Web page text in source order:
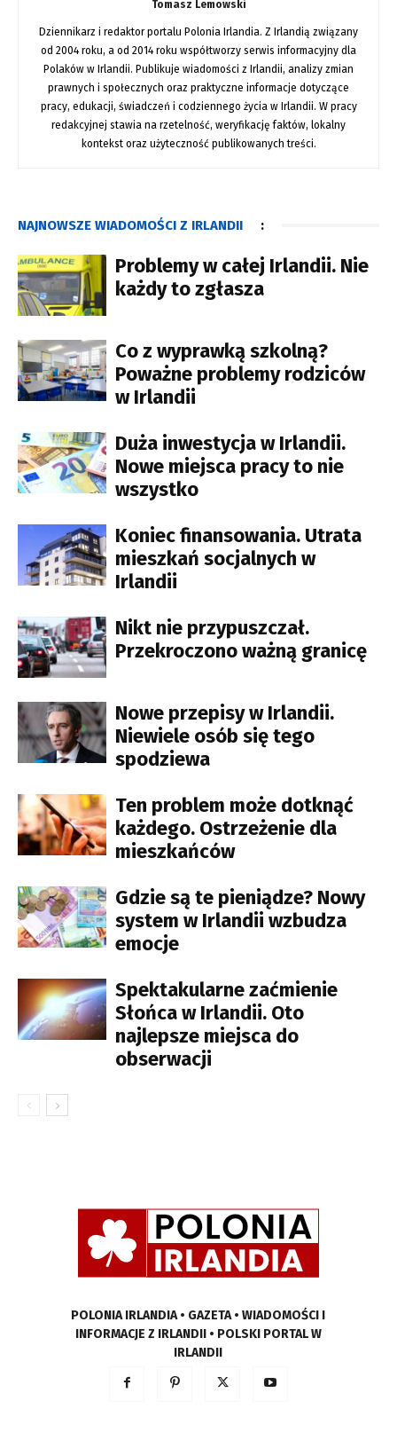
Tomasz Lemowski
Dziennikarz i redaktor portalu Polonia Irlandia. Z Irlandią związany
od 2004 roku, a od 2014 roku współtworzy serwis informacyjny dla
Polaków w Irlandii. Publikuje wiadomości z Irlandii, analizy zmian
prawnych i społecznych oraz praktyczne informacje dotyczące
pracy, edukacji, świadczeń i codziennego życia w Irlandii. W pracy
redakcyjnej stawia na rzetelność, weryfikację faktów, lokalny
kontekst oraz użyteczność publikowanych treści.
NAJNOWSZE WIADOMOŚCI Z IRLANDII :
Problemy w całej Irlandii. Nie
każdy to zgłasza
Co z wyprawką szkolną?
Poważne problemy rodziców
w Irlandii
Duża inwestycja w Irlandii.
Nowe miejsca pracy to nie
wszystko
Koniec finansowania. Utrata
mieszkań socjalnych w
Irlandii
Nikt nie przypuszczał.
Przekroczono ważną granicę
Nowe przepisy w Irlandii.
Niewiele osób się tego
spodziewa
Ten problem może dotknąć
każdego. Ostrzeżenie dla
mieszkańców
Gdzie są te pieniądze? Nowy
system w Irlandii wzbudza
emocje
Spektakularne zaćmienie
Słońca w Irlandii. Oto
najlepsze miejsca do
obserwacji
POLONIA IRLANDIA • GAZETA • WIADOMOŚCI I
INFORMACJE Z IRLANDII • POLSKI PORTAL W
IRLANDII